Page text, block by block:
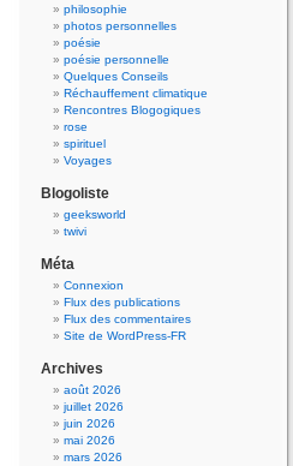
philosophie
photos personnelles
poésie
poésie personnelle
Quelques Conseils
Réchauffement climatique
Rencontres Blogogiques
rose
spirituel
Voyages
Blogoliste
geeksworld
twivi
Méta
Connexion
Flux des publications
Flux des commentaires
Site de WordPress-FR
Archives
août 2026
juillet 2026
juin 2026
mai 2026
mars 2026